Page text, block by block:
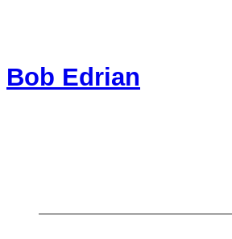
content
Bob Edrian